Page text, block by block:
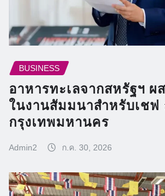
BUSINESS
อาหารทะเลจากสหรัฐฯ ผ
ในงานสัมมนาสำหรับเช
กรุงเทพมหานคร
Admin2 ก.ค. 30, 2026